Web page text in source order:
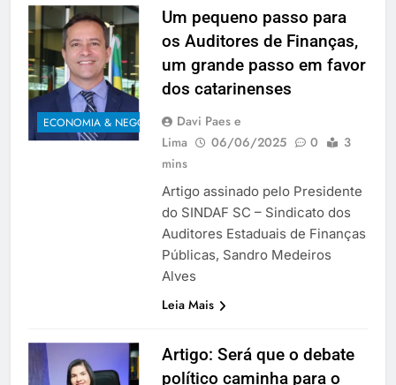
ECONOMIA & NEGÓCIOS
Um pequeno passo para
os Auditores de Finanças,
um grande passo em favor
dos catarinenses
Davi Paes e
Lima
06/06/2025 0
3
mins
Artigo assinado pelo Presidente
do SINDAF SC – Sindicato dos
Auditores Estaduais de Finanças
Públicas, Sandro Medeiros
Alves
Leia Mais
Artigo: Será que o debate
político caminha para o